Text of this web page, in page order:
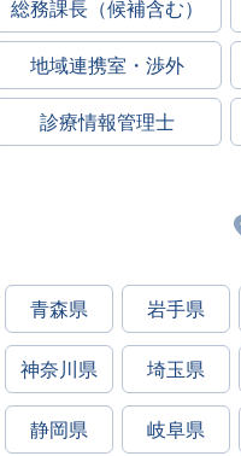
総務課長（候補含む）
地域連携室・渉外
診療情報管理士
青森県 岩手県
神奈川県 埼玉県
静岡県 岐阜県